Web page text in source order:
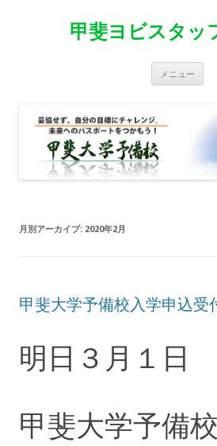
甲斐ヨビスタッ
メニュー
へ
月別アーカイブ: 2020年2月
甲斐大学予備校入学申込
明日３月１日
甲斐大学予備